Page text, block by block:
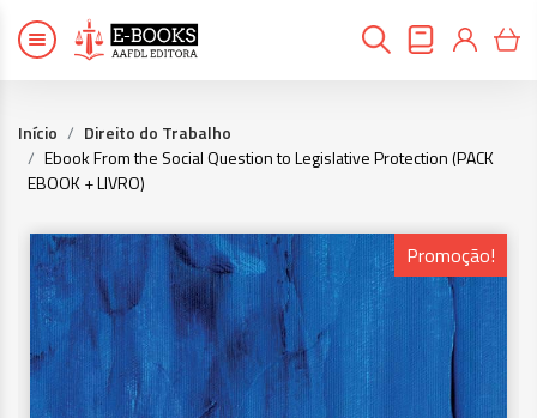
Início
Direito do Trabalho
Ebook From the Social Question to Legislative Protection (PACK
EBOOK + LIVRO)
Promoção!